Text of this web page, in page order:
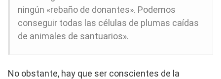
ningún «rebaño de donantes». Podemos
conseguir todas las células de plumas caídas
de animales de santuarios».
No obstante, hay que ser conscientes de la